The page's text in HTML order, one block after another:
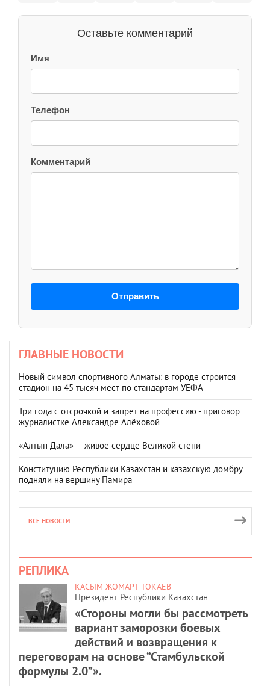
Оставьте комментарий
Имя
Телефон
Комментарий
Отправить
ГЛАВНЫЕ НОВОСТИ
Новый символ спортивного Алматы: в городе строится
стадион на 45 тысяч мест по стандартам УЕФА
Три года с отсрочкой и запрет на профессию - приговор
журналистке Александре Алёховой
«Алтын Дала» — живое сердце Великой степи
Конституцию Республики Казахстан и казахскую домбру
подняли на вершину Памира
ВСЕ НОВОСТИ
РЕПЛИКА
КАСЫМ-ЖОМАРТ ТОКАЕВ
Президент Республики Казахстан
«Стороны могли бы рассмотреть
вариант заморозки боевых
действий и возвращения к
переговорам на основе “Стамбульской
формулы 2.0”».